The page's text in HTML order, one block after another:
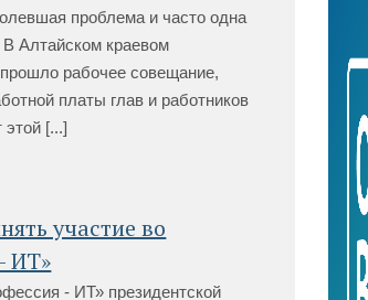
проблема и часто одна
В Алтайском краевом
рабочее совещание,
платы глав и работников
[...]
участие во
ИТ»
- ИТ» президентской